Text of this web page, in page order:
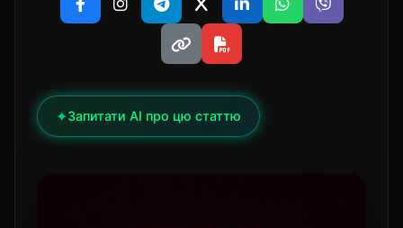
✦Запитати AI про цю статтю